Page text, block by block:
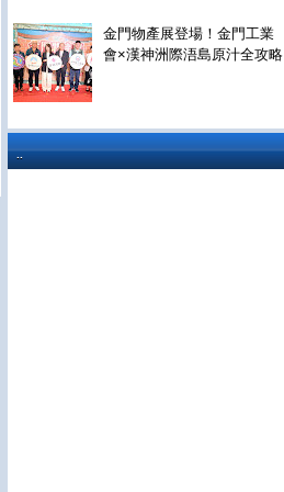
金門物產展登場！金門工業
會×漢神洲際浯島原汁全攻略
..